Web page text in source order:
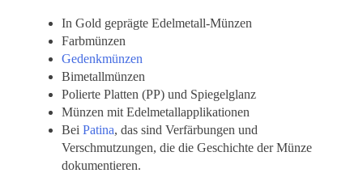
In Gold geprägte Edelmetall-Münzen
Farbmünzen
Gedenkmünzen
Bimetallmünzen
Polierte Platten (PP) und Spiegelglanz
Münzen mit Edelmetallapplikationen
Bei Patina, das sind Verfärbungen und
Verschmutzungen, die die Geschichte der Münze
dokumentieren.